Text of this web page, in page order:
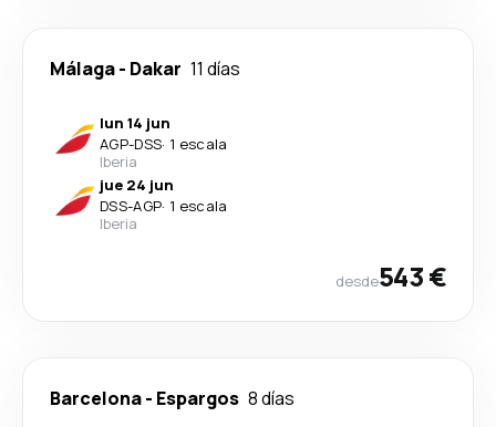
Málaga- Dakar 11 días
lun 14 jun
AGP-DSS· 1 escala
Iberia
jue 24 jun
DSS-AGP· 1 escala
Iberia
desde543 €
Barcelona- Espargos 8 días